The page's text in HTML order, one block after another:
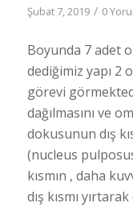
Şubat 7, 2019 / 0
Boyunda 7 adet
dediğimiz yapı 2
görevi
dağılmasını ve
dokusunun dış
(nucleus
kısmın , daha
dış kısmı